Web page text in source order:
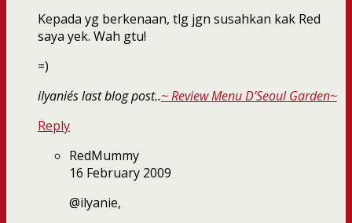
Kepada yg berkenaan, tlg jgn susahkan kak Red
saya yek. Wah gtu!
=)
ilyanie´s last blog post..~ Review Menu D’Seoul Garden~
Reply
RedMummy
16 February 2009
@ilyanie,